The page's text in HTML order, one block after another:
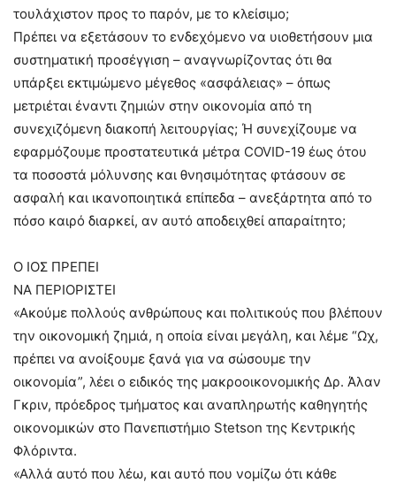
τουλάχιστον προς το παρόν, με το κλείσιμο;
Πρέπει να εξετάσουν το ενδεχόμενο να υιοθετήσουν μια
συστηματική προσέγγιση – αναγνωρίζοντας ότι θα
υπάρξει εκτιμώμενο μέγεθος «ασφάλειας» – όπως
μετριέται έναντι ζημιών στην οικονομία από τη
συνεχιζόμενη διακοπή λειτουργίας; Ή συνεχίζουμε να
εφαρμόζουμε προστατευτικά μέτρα COVID-19 έως ότου
τα ποσοστά μόλυνσης και θνησιμότητας φτάσουν σε
ασφαλή και ικανοποιητικά επίπεδα – ανεξάρτητα από το
πόσο καιρό διαρκεί, αν αυτό αποδειχθεί απαραίτητο;
Ο ΙΟΣ ΠΡΕΠΕΙ
ΝΑ ΠΕΡΙΟΡΙΣΤΕΙ
«Ακούμε πολλούς ανθρώπους και πολιτικούς που βλέπουν
την οικονομική ζημιά, η οποία είναι μεγάλη, και λέμε “Ωχ,
πρέπει να ανοίξουμε ξανά για να σώσουμε την
οικονομία”, λέει ο ειδικός της μακροοικονομικής Δρ. Άλαν
Γκριν, πρόεδρος τμήματος και αναπληρωτής καθηγητής
οικονομικών στο Πανεπιστήμιο Stetson της Κεντρικής
Φλόριντα.
«Αλλά αυτό που λέω, και αυτό που νομίζω ότι κάθε